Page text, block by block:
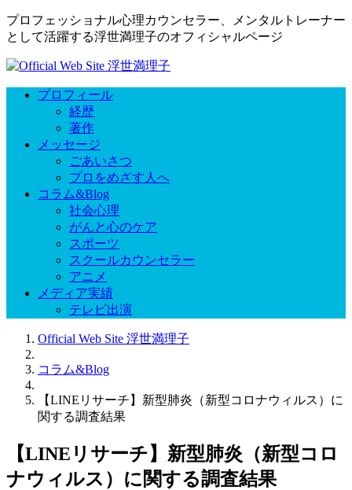
プロフェッショナル心理カウンセラー、メンタルトレーナー
として活躍する浮世満理子のオフィシャルページ
プロフィール
経歴
著作
メッセージ
ごあいさつ
プロをめざす人へ
コラム&Blog
社会心理
がんと心のケア
スポーツ
スクールカウンセラー
アニメ
メディア実績
テレビ出演
Official Web Site 浮世満理子
コラム&Blog
【LINEリサーチ】新型肺炎（新型コロナウィルス）に
関する調査結果
【LINEリサーチ】新型肺炎（新型コロ
ナウィルス）に関する調査結果